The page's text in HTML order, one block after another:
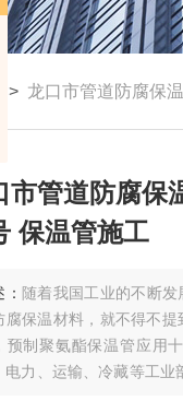
> 龙口市管道防腐保
市管道防腐保
保温管施工
随着我国工业的不断
腐保温材料，就不得不
预制聚氨酯保温管应用
电力、运输、冷藏等工业